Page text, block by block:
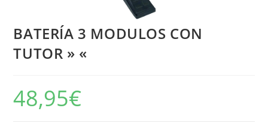
BATERÍA 3 MODULOS CON
TUTOR » «
48,95€